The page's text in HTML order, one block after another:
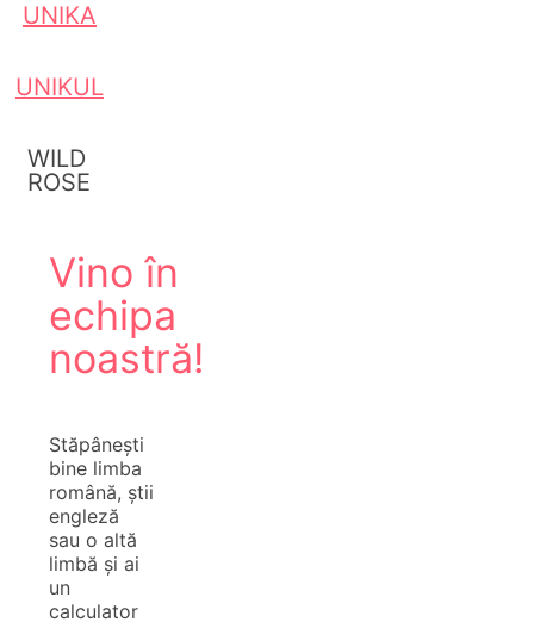
UNIKA
UNIKUL
WILD
ROSE
Vino în
echipa
noastră!
Stăpânești
bine limba
română, știi
engleză
sau o altă
limbă și ai
un
calculator